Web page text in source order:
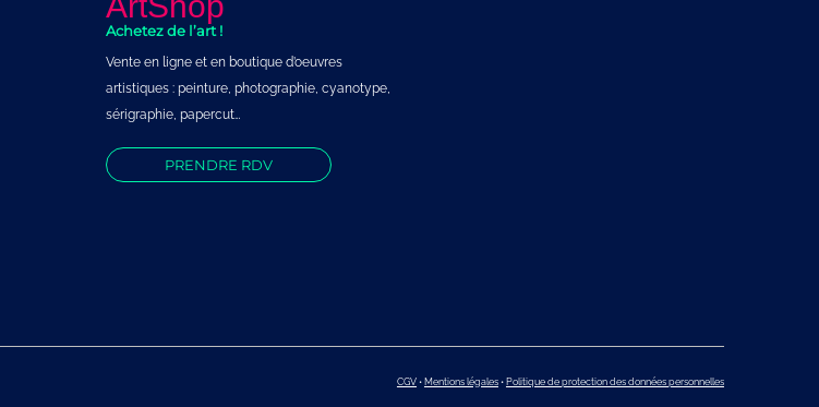
Achetez de l’art !
Vente en ligne et en boutique d’oeuvres
artistiques : peinture, photographie, cyanotype,
sérigraphie, papercut…
PRENDRE RDV
CGV• Mentions légales• Politique de protection des données personnelles